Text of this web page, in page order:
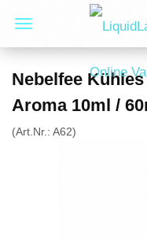
Nebelfee
Aroma 10ml /
(Art.Nr.: A62)